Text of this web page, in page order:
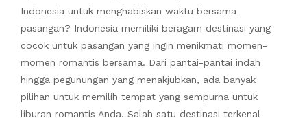
Indonesia untuk menghabiskan waktu bersama
pasangan? Indonesia memiliki beragam destinasi yang
cocok untuk pasangan yang ingin menikmati momen-
momen romantis bersama. Dari pantai-pantai indah
hingga pegunungan yang menakjubkan, ada banyak
pilihan untuk memilih tempat yang sempurna untuk
liburan romantis Anda. Salah satu destinasi terkenal